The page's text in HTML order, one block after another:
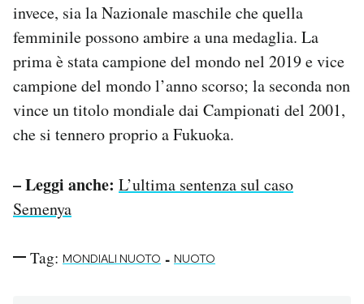
invece, sia la Nazionale maschile che quella
femminile possono ambire a una medaglia. La
prima è stata campione del mondo nel 2019 e vice
campione del mondo l’anno scorso; la seconda non
vince un titolo mondiale dai Campionati del 2001,
che si tennero proprio a Fukuoka.
– Leggi anche: L’ultima sentenza sul caso
Semenya
Tag: MONDIALI NUOTO - NUOTO